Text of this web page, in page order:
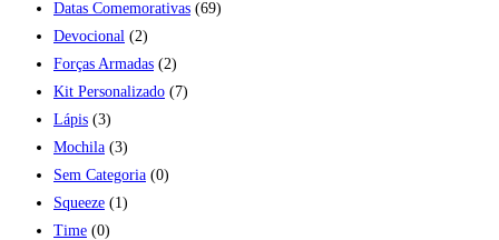
Datas Comemorativas (69)
Devocional (2)
Forças Armadas (2)
Kit Personalizado (7)
Lápis (3)
Mochila (3)
Sem Categoria (0)
Squeeze (1)
Time (0)